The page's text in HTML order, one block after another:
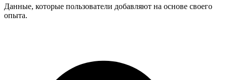
Данные, которые пользователи добавляют на основе своего
опыта.